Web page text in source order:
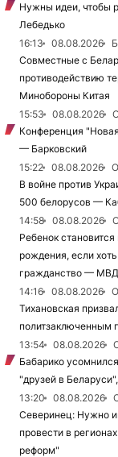
Нужны идеи, чтобы
Лебедько
16:13
08.08.2026
Совместные с
противодействию
Минобороны Китая
15:53
08.08.2026
Конференция
— Барковский
15:22
08.08.2026
В войне против
500 белорусов —
14:58
08.08.2026
Ребенок
рождения, если
гражданство — МВД
14:16
08.08.2026
Тихановская
политзаключенным
13:54
08.08.2026
Бабарико
"друзей в
13:20
08.08.2026
Северинец: Нужно
провести в
реформ"